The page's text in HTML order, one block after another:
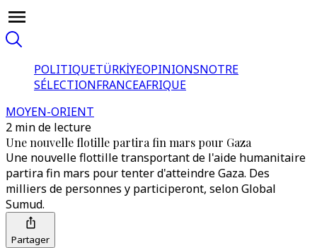
POLITIQUETÜRKİYEOPINIONSNOTRE
SÉLECTIONFRANCEAFRIQUE
MOYEN-ORIENT
2 min de lecture
Une nouvelle flotille partira fin mars pour Gaza
Une nouvelle flottille transportant de l'aide humanitaire
partira fin mars pour tenter d'atteindre Gaza. Des
milliers de personnes y participeront, selon Global
Sumud.
Partager